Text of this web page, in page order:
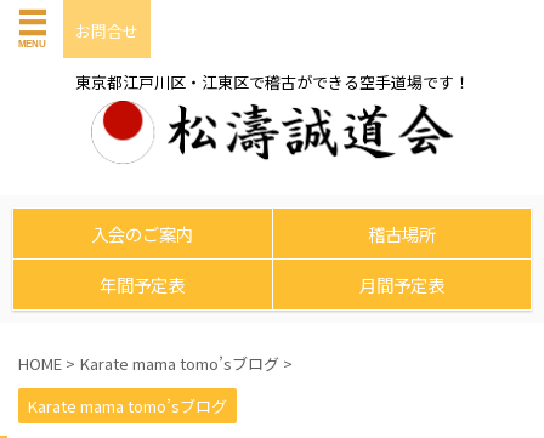
お問合せ
東京都江戸川区・江東区で稽古ができる空手道場です！
入会のご案内
稽古場所
年間予定表
月間予定表
HOME > Karate mama tomo’sブログ >
Karate mama tomo’sブログ